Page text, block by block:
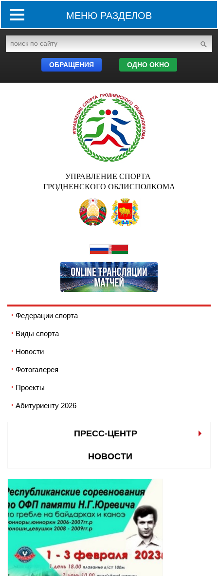
МЕНЮ РАЗДЕЛОВ
ОБРАЩЕНИЯ ОДНО ОКНО
УПРАВЛЕНИЕ СПОРТА
ГРОДНЕНСКОГО ОБЛИСПОЛКОМА
Федерации спорта
Виды спорта
Новости
Фотогалерея
Проекты
Абитуриенту 2026
ПРЕСС-ЦЕНТР
НОВОСТИ